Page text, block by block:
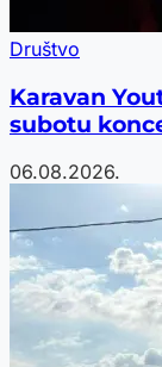
Društvo
Karavan
subotu
06.08.2026.